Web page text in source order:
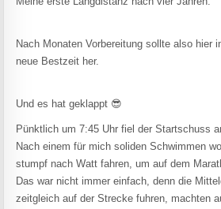
Nach Monaten Vorbereitung sollte also hier
neue Bestzeit her.
Und es hat geklappt 😎
Pünktlich um 7:45 Uhr fiel der Startschuss
Nach einem für mich soliden Schwimmen
stumpf nach Watt fahren, um auf dem
Das war nicht immer einfach, denn die
zeitgleich auf der Strecke fuhren, machten